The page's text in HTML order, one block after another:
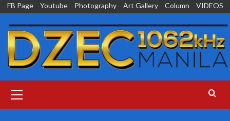
Skip
content
FB Page Youtube Photography Art Gallery Column VIDEOS
Menu